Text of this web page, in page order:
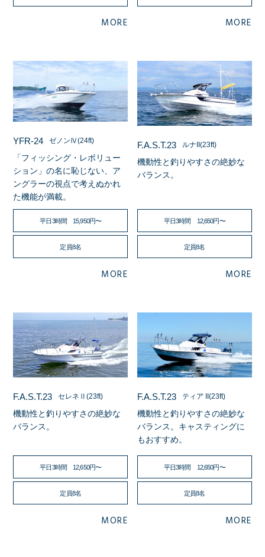
MORE MORE
YFR-24 ゼノンⅣ(24ft)
「フィッシング・レボリュー
ション」の名に恥じない、ア
ングラーの視点で考えぬかれ
た機能が満載。
平日3時間 15,950円〜
定員8名
MORE
F.A.S.T.23 ルナII(23ft)
機動性と釣りやすさの絶妙な
バランス。
平日3時間 12,650円〜
定員8名
MORE
F.A.S.T.23 セレネⅡ(23ft)
機動性と釣りやすさの絶妙な
バランス。
平日3時間 12,650円〜
定員8名
MORE
F.A.S.T.23 ティア II(23ft)
機動性と釣りやすさの絶妙な
バランス。キャスティングに
もおすすめ。
平日3時間 12,650円〜
定員8名
MORE